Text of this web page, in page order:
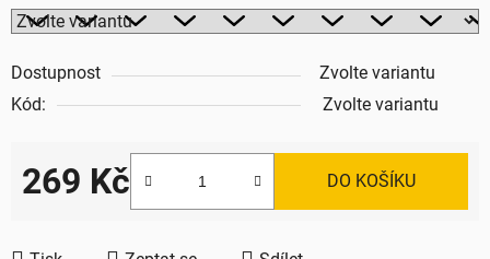
Dostupnost
Zvolte variantu
Kód:
Zvolte variantu
269 Kč DO KOŠÍKU